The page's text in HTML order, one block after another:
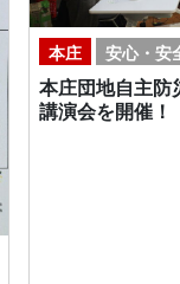
本庄 安心・安
本庄団地自主防
講演会を開催！